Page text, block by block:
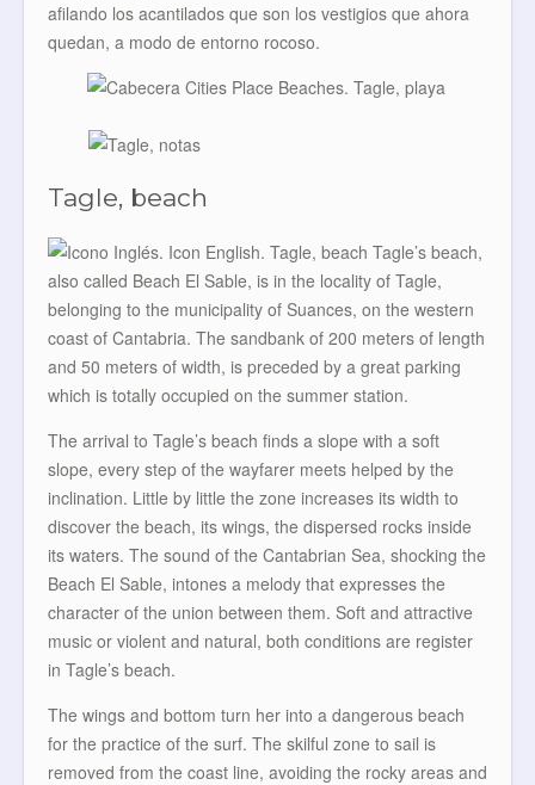
afilando los acantilados que son los vestigios que ahora
quedan, a modo de entorno rocoso.
Tagle, beach
Tagle’s beach,
also called Beach El Sable, is in the locality of Tagle,
belonging to the municipality of Suances, on the western
coast of Cantabria. The sandbank of 200 meters of length
and 50 meters of width, is preceded by a great parking
which is totally occupied on the summer station.
The arrival to Tagle’s beach finds a slope with a soft
slope, every step of the wayfarer meets helped by the
inclination. Little by little the zone increases its width to
discover the beach, its wings, the dispersed rocks inside
its waters. The sound of the Cantabrian Sea, shocking the
Beach El Sable, intones a melody that expresses the
character of the union between them. Soft and attractive
music or violent and natural, both conditions are register
in Tagle’s beach.
The wings and bottom turn her into a dangerous beach
for the practice of the surf. The skilful zone to sail is
removed from the coast line, avoiding the rocky areas and